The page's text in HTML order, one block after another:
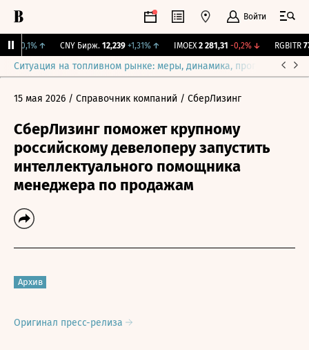
Войти
+0,1% ↑ CNY Бирж. 12,239 +1,31% ↑ IMOEX 2 281,31 -0,2%↓ RGBITR
Ситуация на топливном рынке: меры, динамика, прогнозы
15 мая 2026 / Справочник компаний / СберЛизинг
СберЛизинг поможет крупному
российскому девелоперу запустить
интеллектуального помощника
менеджера по продажам
Архив
Оригинал пресс-релиза